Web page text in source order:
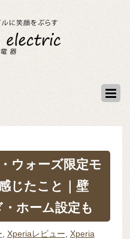
ウォーズ限定モ
じたこと｜壁
ホーム設定も
Xperiaレビュー Xperia